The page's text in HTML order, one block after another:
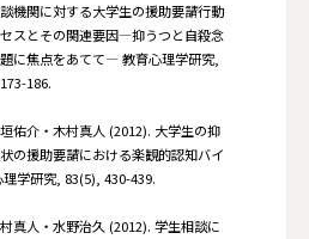
機関に対する大学生の援助要請行動
スとその関連要因―抑うつと自殺念
に焦点をあてて― 教育心理学研究,
186.
佑介・木村真人 (2012). 大学生の抑
の援助要請における楽観的認知バイ
理学研究, 83(5), 430-439.
真人・水野治久 (2012). 学生相談に